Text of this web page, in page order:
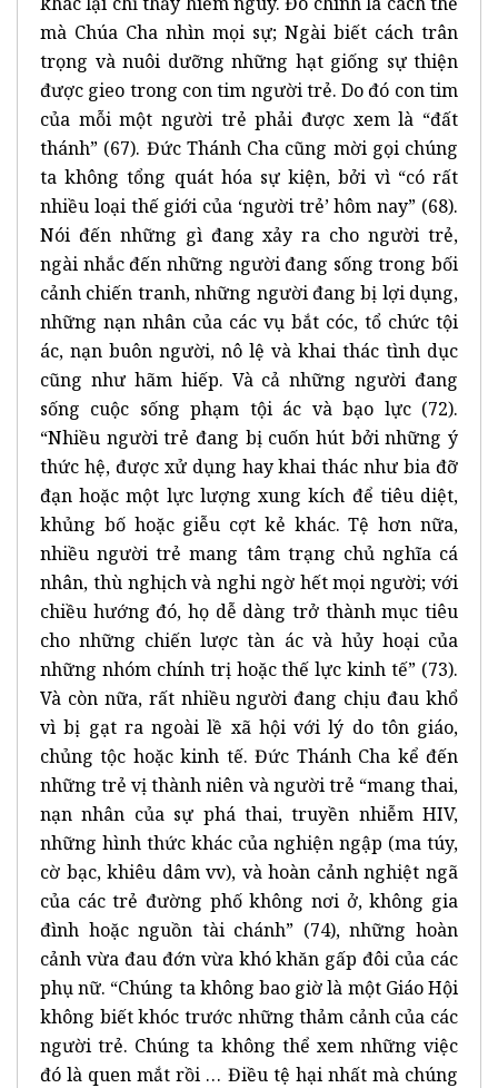
mà Chúa Cha nhìn mọi sự; Ngài biết cách trân
trọng và nuôi dưỡng những hạt giống sự thiện
được gieo trong con tim người trẻ. Do đó con tim
của mỗi một người trẻ phải được xem là “đất
thánh” (67). Đức Thánh Cha cũng mời gọi chúng
ta không tổng quát hóa sự kiện, bởi vì “có rất
nhiều loại thế giới của ‘người trẻ’ hôm nay” (68).
Nói đến những gì đang xảy ra cho người trẻ,
ngài nhắc đến những người đang sống trong bối
cảnh chiến tranh, những người đang bị lợi dụng,
những nạn nhân của các vụ bắt cóc, tổ chức tội
ác, nạn buôn người, nô lệ và khai thác tình dục
cũng như hãm hiếp. Và cả những người đang
sống cuộc sống phạm tội ác và bạo lực (72).
“Nhiều người trẻ đang bị cuốn hút bởi những ý
thức hệ, được xử dụng hay khai thác như bia đỡ
đạn hoặc một lực lượng xung kích để tiêu diệt,
khủng bố hoặc giễu cợt kẻ khác. Tệ hơn nữa,
nhiều người trẻ mang tâm trạng chủ nghĩa cá
nhân, thù nghịch và nghi ngờ hết mọi người; với
chiều hướng đó, họ dễ dàng trở thành mục tiêu
cho những chiến lược tàn ác và hủy hoại của
những nhóm chính trị hoặc thế lực kinh tế” (73).
Và còn nữa, rất nhiều người đang chịu đau khổ
vì bị gạt ra ngoài lề xã hội với lý do tôn giáo,
chủng tộc hoặc kinh tế. Đức Thánh Cha kể đến
những trẻ vị thành niên và người trẻ “mang thai,
nạn nhân của sự phá thai, truyền nhiễm HIV,
những hình thức khác của nghiện ngập (ma túy,
cờ bạc, khiêu dâm vv), và hoàn cảnh nghiệt ngã
của các trẻ đường phố không nơi ở, không gia
đình hoặc nguồn tài chánh” (74), những hoàn
cảnh vừa đau đớn vừa khó khăn gấp đôi của các
phụ nữ. “Chúng ta không bao giờ là một Giáo Hội
không biết khóc trước những thảm cảnh của các
người trẻ. Chúng ta không thể xem những việc
đó là quen mắt rồi … Điều tệ hại nhất mà chúng